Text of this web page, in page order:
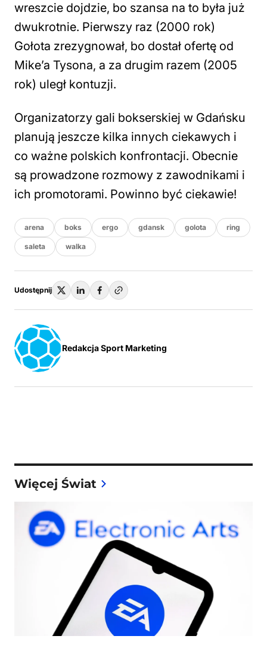
wreszcie dojdzie, bo szansa na to była już
dwukrotnie. Pierwszy raz (2000 rok)
Gołota zrezygnował, bo dostał ofertę od
Mike’a Tysona, a za drugim razem (2005
rok) uległ kontuzji.
Organizatorzy gali bokserskiej w Gdańsku
planują jeszcze kilka innych ciekawych i
co ważne polskich konfrontacji. Obecnie
są prowadzone rozmowy z zawodnikami i
ich promotorami. Powinno być ciekawie!
arena boks ergo gdansk golota ring
saleta walka
Udostępnij
Redakcja Sport Marketing
Więcej Świat